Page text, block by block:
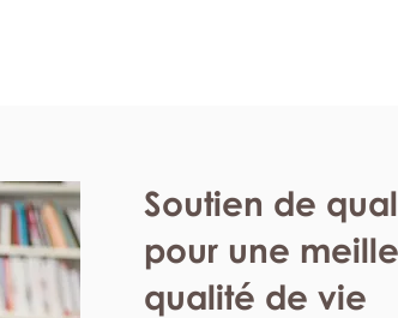
Soutien de
pour une
qualité de vie